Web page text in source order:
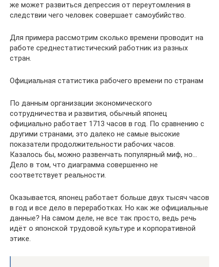
же может развиться депрессия от переутомления в
следствии чего человек совершает самоубийство.
Для примера рассмотрим сколько времени проводит на
работе среднестатистический работник из разных
стран.
Официальная статистика рабочего времени по странам
По данным организации экономического
сотрудничества и развития, обычный японец
официально работает 1713 часов в год. По сравнению с
другими странами, это далеко не самые высокие
показатели продолжительности рабочих часов.
Казалось бы, можно развенчать популярный миф, но…
Дело в том, что диаграмма совершенно не
соответствует реальности.
Оказывается, японец работает больше двух тысяч часов
в год и все дело в переработках. Но как же официальные
данные? На самом деле, не все так просто, ведь речь
идёт о японской трудовой культуре и корпоративной
этике.